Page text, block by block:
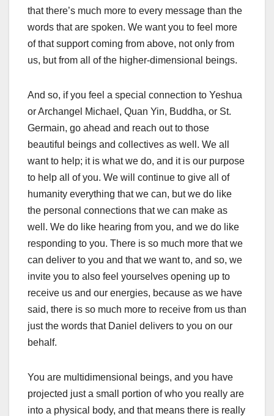
that there’s much more to every message than the
words that are spoken. We want you to feel more
of that support coming from above, not only from
us, but from all of the higher-dimensional beings.
And so, if you feel a special connection to Yeshua
or Archangel Michael, Quan Yin, Buddha, or St.
Germain, go ahead and reach out to those
beautiful beings and collectives as well. We all
want to help; it is what we do, and it is our purpose
to help all of you. We will continue to give all of
humanity everything that we can, but we do like
the personal connections that we can make as
well. We do like hearing from you, and we do like
responding to you. There is so much more that we
can deliver to you and that we want to, and so, we
invite you to also feel yourselves opening up to
receive us and our energies, because as we have
said, there is so much more to receive from us than
just the words that Daniel delivers to you on our
behalf.
You are multidimensional beings, and you have
projected just a small portion of who you really are
into a physical body, and that means there is really